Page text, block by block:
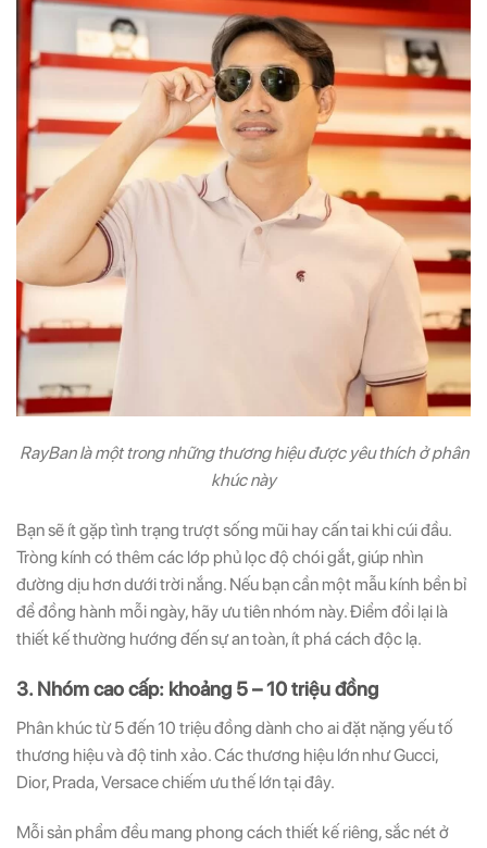
RayBan là một trong những thương hiệu được yêu thích ở phân
khúc này
Bạn sẽ ít gặp tình trạng trượt sống mũi hay cấn tai khi cúi đầu.
Tròng kính có thêm các lớp phủ lọc độ chói gắt, giúp nhìn
đường dịu hơn dưới trời nắng. Nếu bạn cần một mẫu kính bền bỉ
để đồng hành mỗi ngày, hãy ưu tiên nhóm này. Điểm đổi lại là
thiết kế thường hướng đến sự an toàn, ít phá cách độc lạ.
3. Nhóm cao cấp: khoảng 5 – 10 triệu đồng
Phân khúc từ 5 đến 10 triệu đồng dành cho ai đặt nặng yếu tố
thương hiệu và độ tinh xảo. Các thương hiệu lớn như Gucci,
Dior, Prada, Versace chiếm ưu thế lớn tại đây.
Mỗi sản phẩm đều mang phong cách thiết kế riêng, sắc nét ở